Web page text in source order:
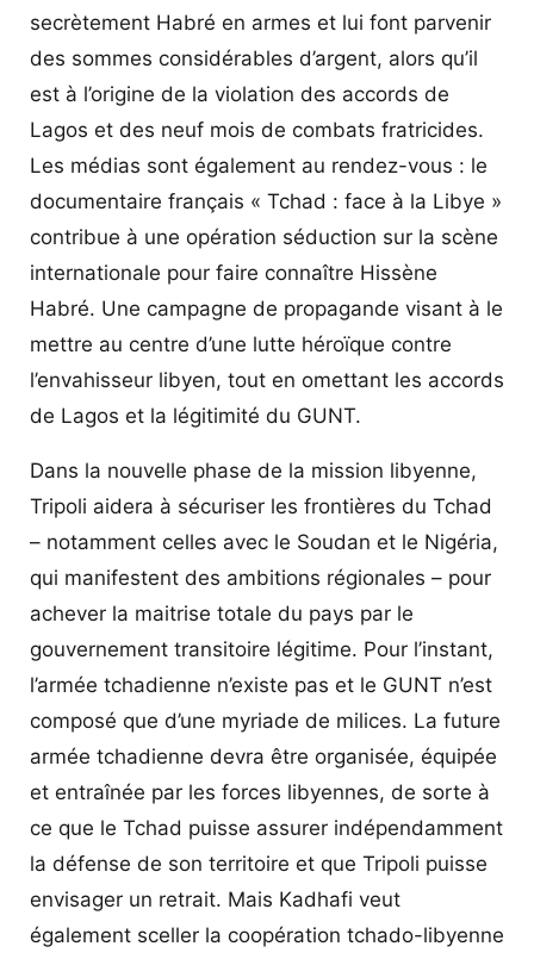
secrètement Habré en armes et lui font parvenir
des sommes considérables d’argent, alors qu’il
est à l’origine de la violation des accords de
Lagos et des neuf mois de combats fratricides.
Les médias sont également au rendez-vous : le
documentaire français « Tchad : face à la Libye »
contribue à une opération séduction sur la scène
internationale pour faire connaître Hissène
Habré. Une campagne de propagande visant à le
mettre au centre d’une lutte héroïque contre
l’envahisseur libyen, tout en omettant les accords
de Lagos et la légitimité du GUNT.
Dans la nouvelle phase de la mission libyenne,
Tripoli aidera à sécuriser les frontières du Tchad
– notamment celles avec le Soudan et le Nigéria,
qui manifestent des ambitions régionales – pour
achever la maitrise totale du pays par le
gouvernement transitoire légitime. Pour l’instant,
l’armée tchadienne n’existe pas et le GUNT n’est
composé que d’une myriade de milices. La future
armée tchadienne devra être organisée, équipée
et entraînée par les forces libyennes, de sorte à
ce que le Tchad puisse assurer indépendamment
la défense de son territoire et que Tripoli puisse
envisager un retrait. Mais Kadhafi veut
également sceller la coopération tchado-libyenne